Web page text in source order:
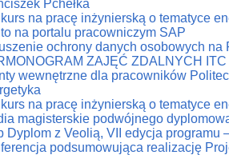
Pchełka
na pracę inżynierską o tematyce
na portalu pracowniczym SAP
ochrony danych osobowych na
ZAJĘĆ ZDALNYCH ITC
wewnętrzne dla pracowników
na pracę inżynierską o tematyce
magisterskie podwójnego
Dyplom z Veolią, VII edycja programu
podsumowująca realizację